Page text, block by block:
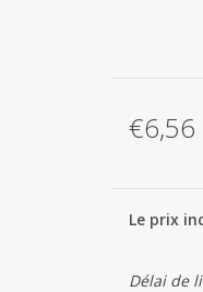
€6,56
Le prix
Délai de